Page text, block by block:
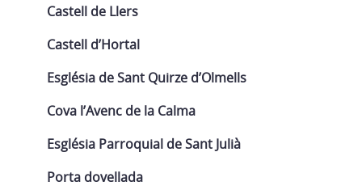
Castell de Llers
Castell d’Hortal
Església de Sant Quirze d’Olmells
Cova l’Avenc de la Calma
Església Parroquial de Sant Julià
Porta dovellada